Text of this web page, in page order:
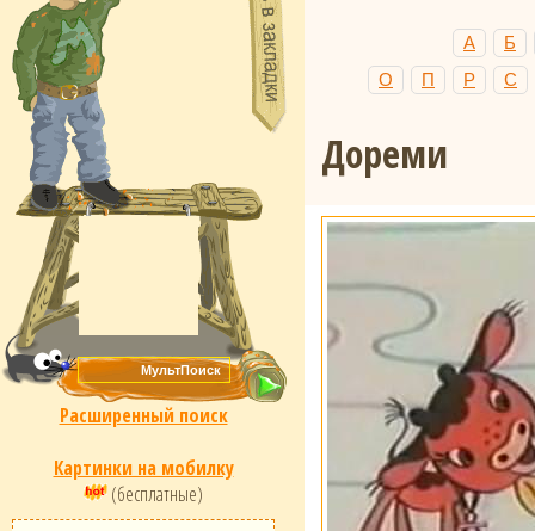
Расширенный поиск
Картинки на мобилку
(бесплатные)
А
Б
О
П Р С
Дореми